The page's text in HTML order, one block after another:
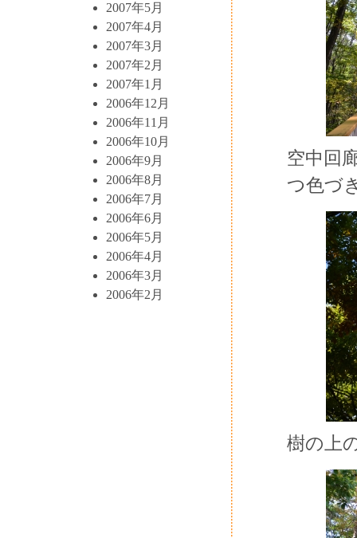
2007年5月
2007年4月
2007年3月
2007年2月
2007年1月
2006年12月
2006年11月
2006年10月
2006年9月
2006年8月
2006年7月
2006年6月
2006年5月
2006年4月
2006年3月
2006年2月
空中回
つ色づ
樹の上